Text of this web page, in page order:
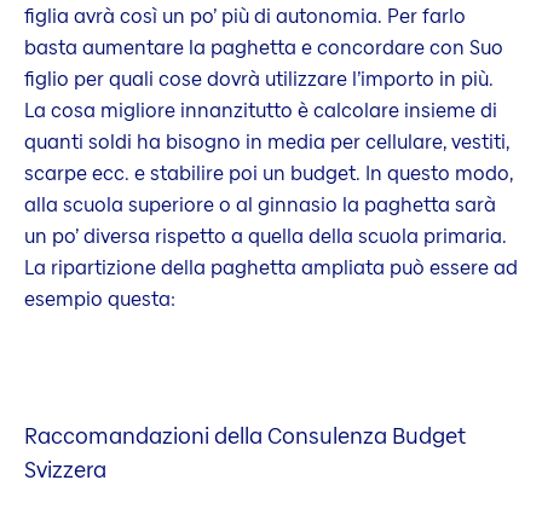
figlia avrà così un po’ più di autonomia. Per farlo
basta aumentare la paghetta e concordare con Suo
figlio per quali cose dovrà utilizzare l’importo in più.
La cosa migliore innanzitutto è calcolare insieme di
quanti soldi ha bisogno in media per cellulare, vestiti,
scarpe ecc. e stabilire poi un budget. In questo modo,
alla scuola superiore o al ginnasio la paghetta sarà
un po’ diversa rispetto a quella della scuola primaria.
La ripartizione della paghetta ampliata può essere ad
esempio questa:
Raccomandazioni della Consulenza Budget
Svizzera